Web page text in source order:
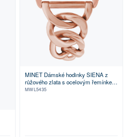
MINET Dámské hodinky SIENA z
růžového zlata s ocelovým řemínkem
z růžového zlata
MWL5435